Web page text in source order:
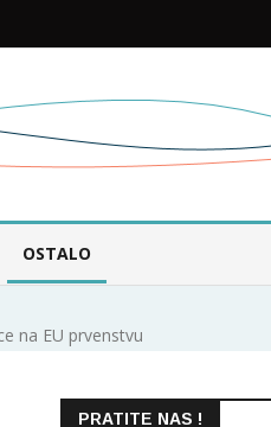
OSTALO
na EU prvenstvu
PRATITE NAS !